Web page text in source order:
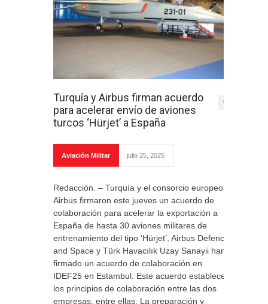
Turquía y Airbus firman acuerdo
para acelerar envío de aviones
turcos ‘Hürjet’ a España
0
Aviación Militar julio 25, 2025
Redacción. – Turquía y el consorcio europeo
Airbus firmaron este jueves un acuerdo de
colaboración para acelerar la exportación a
España de hasta 30 aviones militares de
entrenamiento del tipo ‘Hürjet’, Airbus Defence
and Space y Türk Havacılık Uzay Sanayii han
firmado un acuerdo de colaboración en
IDEF25 en Estambul. Este acuerdo establece
los principios de colaboración entre las dos
empresas, entre ellas: La preparación y